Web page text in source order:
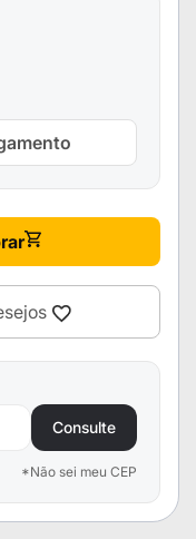
Consulte
*Não sei meu CEP